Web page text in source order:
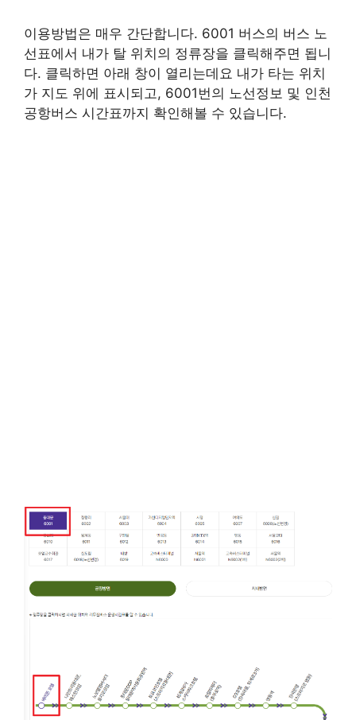
이용방법은 매우 간단합니다. 6001 버스의 버스 노
선표에서 내가 탈 위치의 정류장을 클릭해주면 됩니
다. 클릭하면 아래 창이 열리는데요 내가 타는 위치
가 지도 위에 표시되고, 6001번의 노선정보 및 인천
공항버스 시간표까지 확인해볼 수 있습니다.